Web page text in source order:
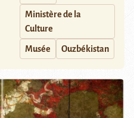
Ministère de la
Culture
Musée Ouzbékistan